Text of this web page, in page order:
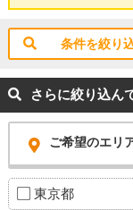
条件を絞り
さらに絞り込ん
ご希望のエリ
東京都